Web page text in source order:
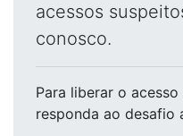
acessos
conosco.
Para liberar o acesso
responda ao desafio